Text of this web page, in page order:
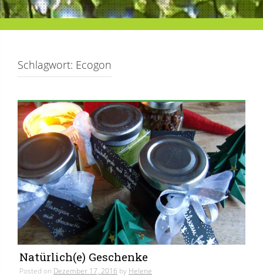
Schlagwort: Ecogon
Natürlich(e) Geschenke
Posted on Dezember 17, 2016 by Helene